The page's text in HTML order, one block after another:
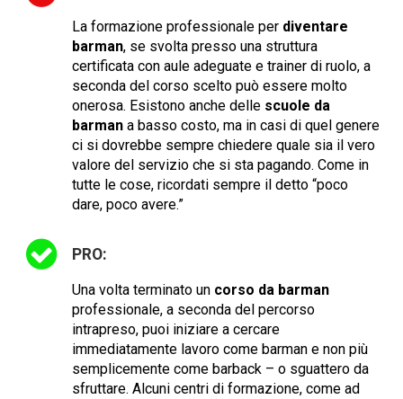
La formazione professionale per diventare
barman, se svolta presso una struttura
certificata con aule adeguate e trainer di ruolo, a
seconda del corso scelto può essere molto
onerosa. Esistono anche delle scuole da
barmana basso costo, ma in casi di quel genere
ci si dovrebbe sempre chiedere quale sia il vero
valore del servizio che si sta pagando. Come in
tutte le cose, ricordati sempre il detto “poco
dare, poco avere.”
PRO:
Una volta terminato un corso da barman
professionale, a seconda del percorso
intrapreso, puoi iniziare a cercare
immediatamente lavoro come barman e non più
semplicemente come barback – o sguattero da
sfruttare. Alcuni centri di formazione, come ad